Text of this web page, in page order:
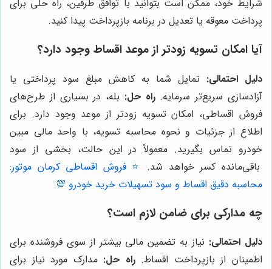
شرایط خود، ممکن است بتوانید با توافق طرفین، راه حلی برای
پرداخت معوقه یا تعدیل در برنامه بازپرداخت پیدا کنید.
آیا امکان تسویه زودتر از موعد اقساط وجود دارد؟
دلیل احتمالی: تمایل شما به کاهش مبلغ سود پرداختی یا
آزادسازی سریع‌تر سرمایه.راه حل: بله، در بسیاری از طرح‌های
فروش اقساطی، امکان تسویه زودتر از موعد وجود دارد. برای
اطلاع از جزئیات و نحوه محاسبه تسویه، با واحد مالی مبین
خودرو تماس بگیرید. معمولاً در این حالت، بخشی از سود
باقی‌مانده کسر خواهد شد.
⭐️ فروش اقساطی کرمان موتور:
محاسبه دقیق اقساط و سود تسهیلات خرید خودرو 💯
چه مدارکی برای ضامن لازم است؟
دلیل احتمالی: نیاز به تضمین مالی بیشتر از سوی فروشنده برای
اطمینان از بازپرداخت اقساط.راه حل: مدارک مورد نیاز برای